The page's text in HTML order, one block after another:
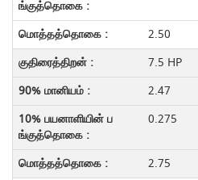
2.50
7.5 HP
2.47
0.275
2.75